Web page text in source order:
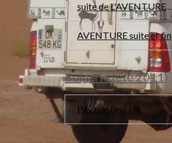
suite de L'AVENTURE
AVENTURE suite et fin
Bulgarie (été 2011)
Pays de l'est bis